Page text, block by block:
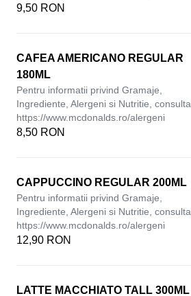
9,50 RON
CAFEA AMERICANO REGULAR
180ML
Pentru informatii privind Gramaje,
Ingrediente, Alergeni si Nutritie, consulta
https://www.mcdonalds.ro/alergeni
8,50 RON
CAPPUCCINO REGULAR 200ML
Pentru informatii privind Gramaje,
Ingrediente, Alergeni si Nutritie, consulta
https://www.mcdonalds.ro/alergeni
12,90 RON
LATTE MACCHIATO TALL 300ML